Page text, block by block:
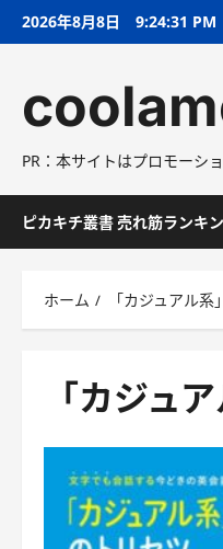
2026年8月8日 9:24:32 PM
PR：本サイトはプロモーシ
ピカキチ叢書 売れ筋ランキ
ホーム 「カジュアル
「カジュ